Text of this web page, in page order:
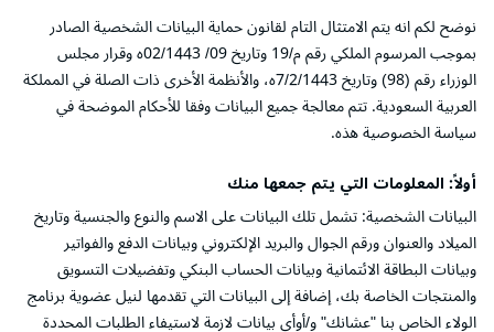
نوضح لكم انه يتم الامتثال التام لقانون حماية البيانات الشخصية الصادر
بموجب المرسوم الملكي رقم م/19 وتاريخ 09/ 02/1443ه وقرار مجلس
الوزراء رقم (98) وتاريخ 7/2/1443ه، والأنظمة الأخرى ذات الصلة في المملكة
العربية السعودية. تتم معالجة جميع البيانات وفقا للأحكام الموضحة في
سياسة الخصوصية هذه.
أولاً: المعلومات التي يتم جمعها منك
البيانات الشخصية: تشمل تلك البيانات على الاسم والنوع والجنسية وتاريخ
الميلاد والعنوان ورقم الجوال والبريد الإلكتروني وبيانات الدفع والفواتير
وبيانات البطاقة الائتمانية وبيانات الحساب البنكي وتفضيلات التسويق
والمنتجات الخاصة بك، إضافة إلى البيانات التي تقدمها لنيل عضوية برنامج
الولاء الخاص بنا "عشانك" و/أوأي بيانات لازمة لاستيفاء الطلبات المحددة